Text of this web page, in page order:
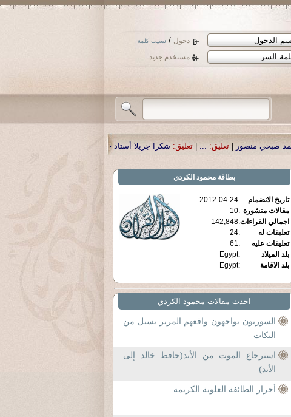
دخول / نسيت كلمة
مستخدم جديد
شكرا جزيلا أستاذ حمد الحمد .أكرمكم الله .|تعليق:
بطاقة محمود الكردي
تاريخ الانضمام :
2012-04-24
مقالات منشورة :
10
اجمالي القراءات:
142,848
تعليقات له
:
24
تعليقات عليه
:
61
بلد الميلاد
:
Egypt
بلد الاقامة
:
Egypt
احدث مقالات محمود الكردي
السوريون يواجهون واقعهم المرير بسيل من
النكات
استرجاع الموت من الأبد(حافظ خالد إلى
الأبد)
أحرار الطائفة العلوية الكريمة